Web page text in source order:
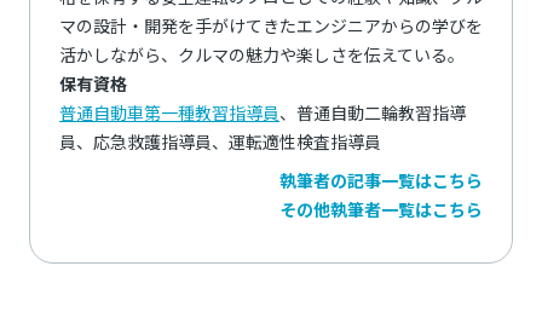
マの設計・開発を手がけてきたエンジニアからの学びを
活かしながら、クルマの魅力や楽しさを伝えている。
保有資格
普通自動車第一種教習指導員、普通自動二輪教習指導
員、応急救護指導員、運転適性検査指導員
執筆者の記事一覧はこちら
その他執筆者一覧はこちら